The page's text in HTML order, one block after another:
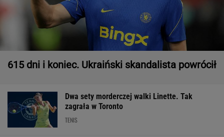
615 dni i koniec. Ukraiński skandalista powrócił
Dwa sety morderczej walki Linette. Tak
zagrała w Toronto
TENIS